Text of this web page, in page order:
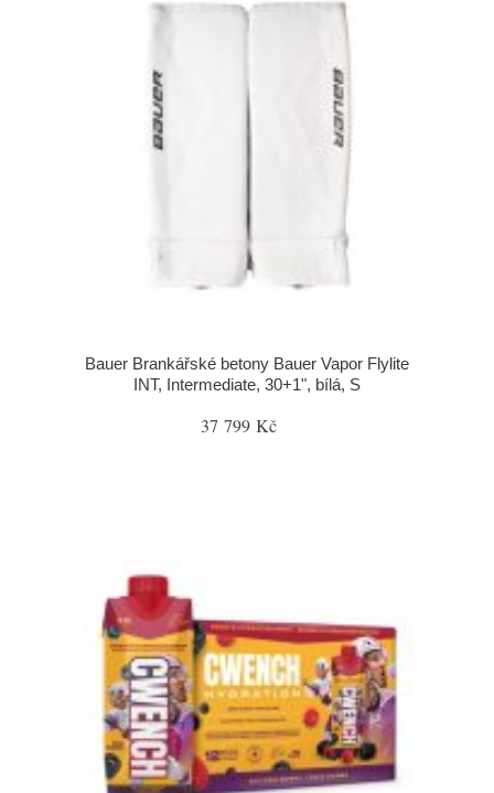
Bauer Brankářské betony Bauer Vapor Flylite
INT, Intermediate, 30+1", bílá, S
37 799 Kč